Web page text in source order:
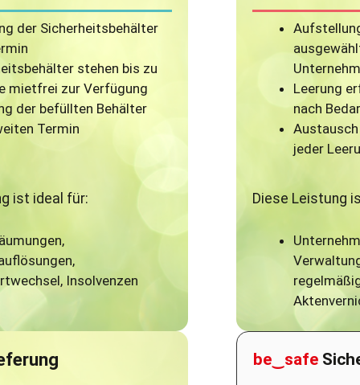
der Sicherheitsbehälter
stehen bis zu
mietfrei zur Verfügung
der befüllten Behälter
Termin
ist ideal für:
Insolvenzen
Leerung
nach
jeder
Diese Leistung
be‿safe